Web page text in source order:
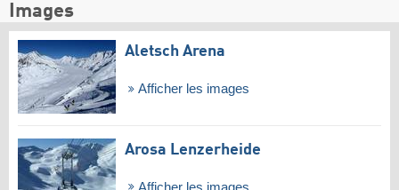
Images
Aletsch Arena
Afficher les images
Arosa Lenzerheide
Afficher les images